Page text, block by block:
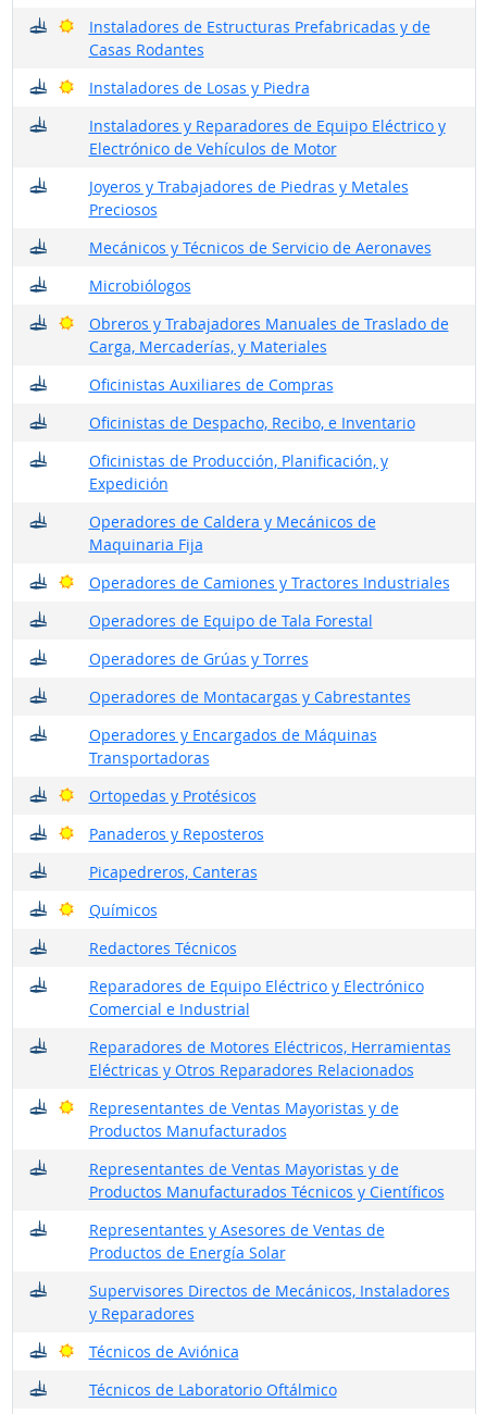
Instaladores de Estructuras Prefabricadas y de
Casas Rodantes
¿Dónde trabajan?
Buenas perspectivas
Instaladores de Losas y Piedra
¿Dónde trabajan?
Buenas perspectivas
Instaladores y Reparadores de Equipo Eléctrico y
Electrónico de Vehículos de Motor
¿Dónde trabajan?
Joyeros y Trabajadores de Piedras y Metales
Preciosos
¿Dónde trabajan?
Mecánicos y Técnicos de Servicio de Aeronaves
¿Dónde trabajan?
Microbiólogos
¿Dónde trabajan?
Obreros y Trabajadores Manuales de Traslado de
Carga, Mercaderías, y Materiales
¿Dónde trabajan?
Buenas perspectivas
Oficinistas Auxiliares de Compras
¿Dónde trabajan?
Oficinistas de Despacho, Recibo, e Inventario
¿Dónde trabajan?
Oficinistas de Producción, Planificación, y
Expedición
¿Dónde trabajan?
Operadores de Caldera y Mecánicos de
Maquinaria Fija
¿Dónde trabajan?
Operadores de Camiones y Tractores Industriales
¿Dónde trabajan?
Buenas perspectivas
Operadores de Equipo de Tala Forestal
¿Dónde trabajan?
Operadores de Grúas y Torres
¿Dónde trabajan?
Operadores de Montacargas y Cabrestantes
¿Dónde trabajan?
Operadores y Encargados de Máquinas
Transportadoras
¿Dónde trabajan?
Ortopedas y Protésicos
¿Dónde trabajan?
Buenas perspectivas
Panaderos y Reposteros
¿Dónde trabajan?
Buenas perspectivas
Picapedreros, Canteras
¿Dónde trabajan?
Químicos
¿Dónde trabajan?
Buenas perspectivas
Redactores Técnicos
¿Dónde trabajan?
Reparadores de Equipo Eléctrico y Electrónico
Comercial e Industrial
¿Dónde trabajan?
Reparadores de Motores Eléctricos, Herramientas
Eléctricas y Otros Reparadores Relacionados
¿Dónde trabajan?
Representantes de Ventas Mayoristas y de
Productos Manufacturados
¿Dónde trabajan?
Buenas perspectivas
Representantes de Ventas Mayoristas y de
Productos Manufacturados Técnicos y Científicos
¿Dónde trabajan?
Representantes y Asesores de Ventas de
Productos de Energía Solar
¿Dónde trabajan?
Supervisores Directos de Mecánicos, Instaladores
y Reparadores
¿Dónde trabajan?
Técnicos de Aviónica
¿Dónde trabajan?
Buenas perspectivas
Técnicos de Laboratorio Oftálmico
¿Dónde trabajan?